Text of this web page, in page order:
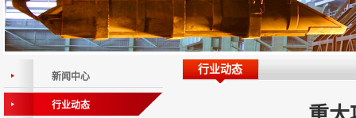
新闻中心
行业动态
行业动态